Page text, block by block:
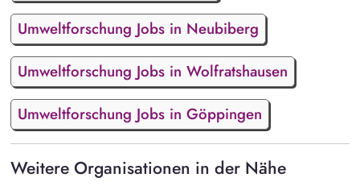
Umweltforschung Jobs in Neubiberg
Umweltforschung Jobs in Wolfratshausen
Umweltforschung Jobs in Göppingen
Weitere Organisationen in der Nähe